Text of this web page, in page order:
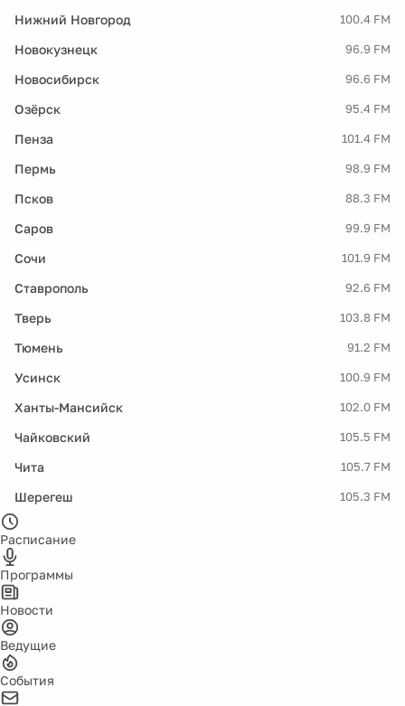
Нижний Новгород 100.4 FM
Новокузнецк 96.9 FM
Новосибирск 96.6 FM
Озёрск 95.4 FM
Пенза 101.4 FM
Пермь 98.9 FM
Псков 88.3 FM
Саров 99.9 FM
Сочи 101.9 FM
Ставрополь 92.6 FM
Тверь 103.8 FM
Тюмень 91.2 FM
Усинск 100.9 FM
Ханты-Мансийск 102.0 FM
Чайковский 105.5 FM
Чита 105.7 FM
Шерегеш 105.3 FM
Расписание
Программы
Новости
Ведущие
События